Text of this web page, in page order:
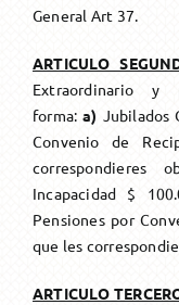
General Art 37.
ARTICULO
Extraordinario
forma:a) Jubilados
Convenio de
correspondieres
Incapacidad $
Pensiones por
que les
ARTICULO